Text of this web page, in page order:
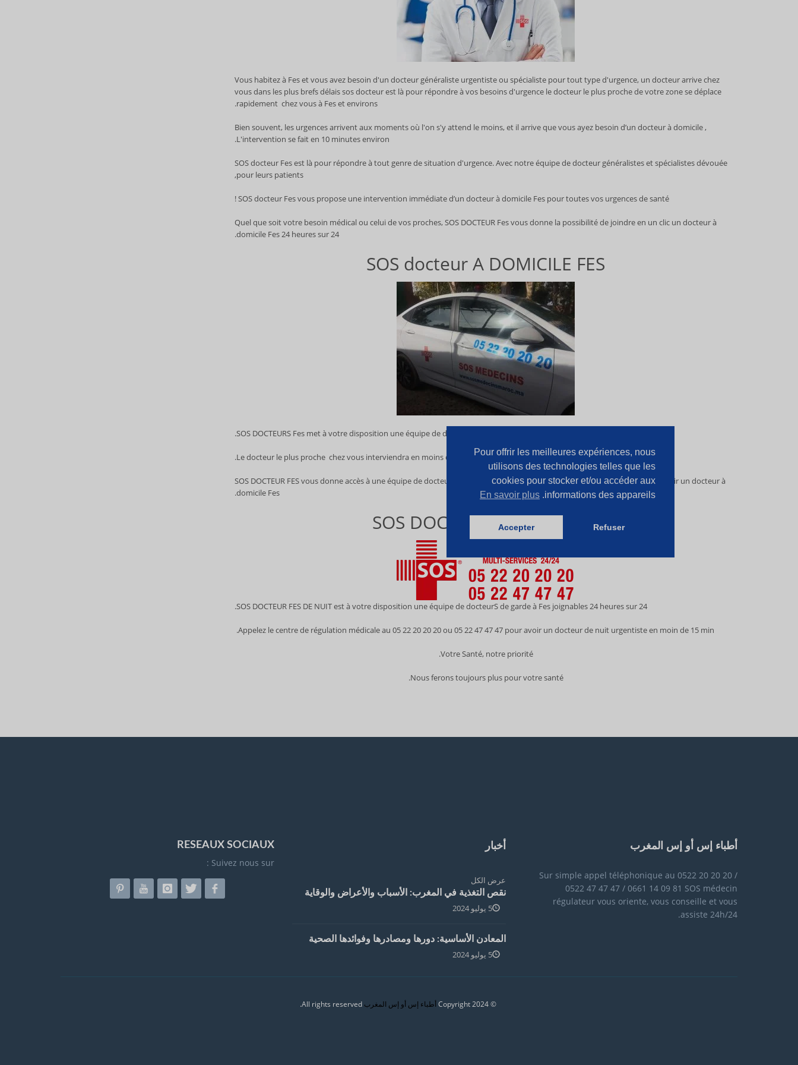
Vous habitez à Fes et vous avez besoin d'un docteur généraliste urgentiste ou spécialiste pour tout type d'urgence, un docteur arrive chez
vous dans les plus brefs délais sos docteur est là pour répondre à vos besoins d'urgence le docteur le plus proche de votre zone se déplace
rapidement chez vous à Fes et environs.
Bien souvent, les urgences arrivent aux moments où l'on s'y attend le moins, et il arrive que vous ayez besoin d’un docteur à domicile ,
L'intervention se fait en 10 minutes environ.
SOS docteur Fes est là pour répondre à tout genre de situation d'urgence. Avec notre équipe de docteur généralistes et spécialistes dévouée
pour leurs patients,
SOS docteur Fes vous propose une intervention immédiate d’un docteur à domicile Fes pour toutes vos urgences de santé !
Quel que soit votre besoin médical ou celui de vos proches, SOS DOCTEUR Fes vous donne la possibilité de joindre en un clic un docteur à
domicile Fes 24 heures sur 24.
SOS docteur A DOMICILE FES
SOS DOCTEURS Fes met à votre disposition une équipe de docteurs de garde à Fes joignable 24h/24.
Le docteur le plus proche chez vous interviendra en moins de 10 Minutes sur Fes et ses environs.
SOS DOCTEUR FESvous donne accès à une équipe de docteurs qualifiés. En quelques minutes seulement vous pouvez obtenir un docteur à
domicile Fes.
SOS DOCTEUR DE NUIT FES
SOS DOCTEUR FES DE NUIT est à votre disposition une équipe de docteurS de garde à Fes joignables 24 heures sur 24.
Appelez le centre de régulation médicale au 05 22 20 20 20 ou 05 22 47 47 47 pour avoir un docteur de nuit urgentiste en moin de 15 min.
Votre Santé, notre priorité.
Nous ferons toujours plus pour votre santé.
أطباء إس أو إس المغرب
Sur simple appel téléphonique au 0522 20 20 20 /
0522 47 47 47 / 0661 14 09 81 SOS médecin
régulateur vous oriente, vous conseille et vous
assiste 24h/24.
أخبار
عرض الكل
نقص التغذية في المغرب: الأسباب والأعراض والوقاية
5 يوليو 2024
المعادن الأساسية: دورها ومصادرها وفوائدها الصحية
5 يوليو 2024
RESEAUX SOCIAUX
Suivez nous sur :
© Copyright 2024 أطباء إس أو إس المغرب
Pour offrir les meilleures expériences, nous
utilisons des technologies telles que les
cookies pour stocker et/ou accéder aux
informations des appareils.
En savoir plus
Refuser
Accepter